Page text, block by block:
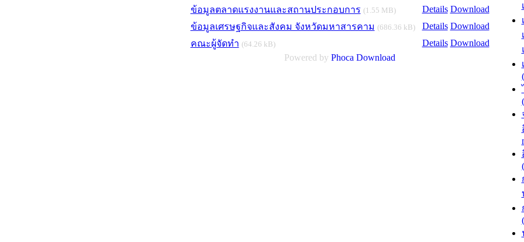
ข้อมูลตลาดแรงงานและสถานประกอบการ (1.55 MB) Details Download
ข้อมูลเศรษฐกิจและสังคม จังหวัดมหาสารคาม (686.36 kB) Details Download
คณะผู้จัดทำ (64.26 kB) Details Download
Powered by Phoca Download